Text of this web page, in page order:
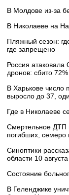
В Молдове из-за
В Николаеве на
Пляжный сезон:
где запрещено
Россия атаковала
дронов: сбито
В Харькове число
выросло до 37,
Где в Николаеве
Смертельное ДТП
погибших, семеро
Синоптики
области 10 августа
Состояние
В Геленджике